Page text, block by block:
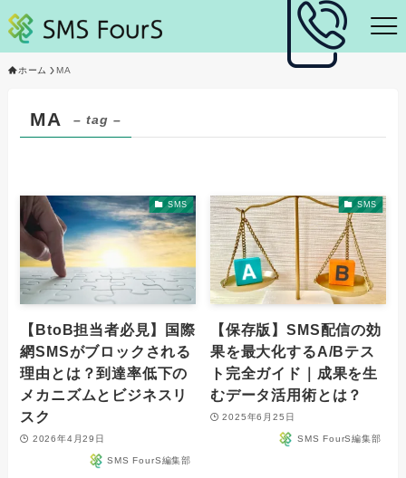
ホーム MA
MA – tag –
SMS
【BtoB担当者必見】国際
網SMSがブロックされる
理由とは？到達率低下の
メカニズムとビジネスリ
スク
2026年4月29日
SMS FourS編集部
SMS
【保存版】SMS配信の効
果を最大化するA/Bテス
ト完全ガイド｜成果を生
むデータ活用術とは？
2025年6月25日
SMS FourS編集部